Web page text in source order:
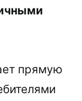
прямую